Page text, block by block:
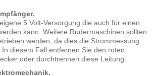
5 Volt-Versorgung die auch für einen
kann. Weitere Rudermaschinen sollten
werden, da dies die Strommessung
diesem Fall entfernen Sie den roten
oder durchtrennen diese Leitung.